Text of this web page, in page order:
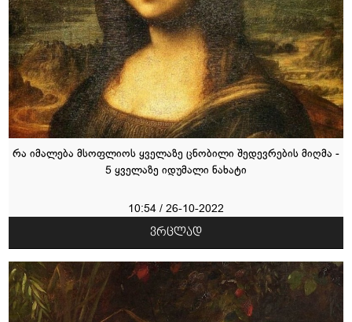
რა იმალება მსოფლიოს ყველაზე ცნობილი შედევრების მიღმა -
5 ყველაზე იდუმალი ნახატი
10:54 / 26-10-2022